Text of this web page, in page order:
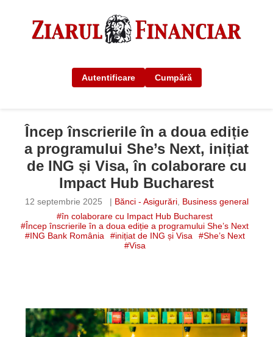
Autentificare Cumpără
Încep înscrierile în a doua ediție
a programului She’s Next, inițiat
de ING și Visa, în colaborare cu
Impact Hub Bucharest
12 septembrie 2025 | Bănci - Asigurări, Business general
#în colaborare cu Impact Hub Bucharest
#Încep înscrierile în a doua ediție a programului She’s Next
#ING Bank România
#inițiat de ING și Visa
#She’s Next
#Visa